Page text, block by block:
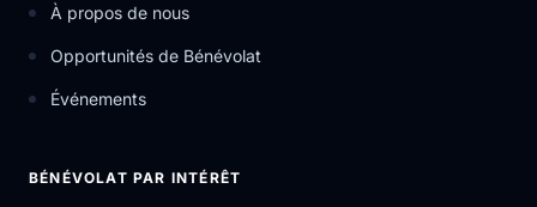
À propos de nous
Opportunités de Bénévolat
Événements
BÉNÉVOLAT PAR INTÉRÊT